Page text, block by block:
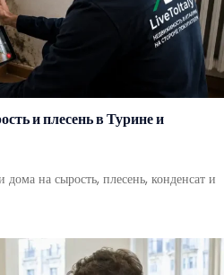
и плесень в Турине и
на сырость, плесень, конденсат и